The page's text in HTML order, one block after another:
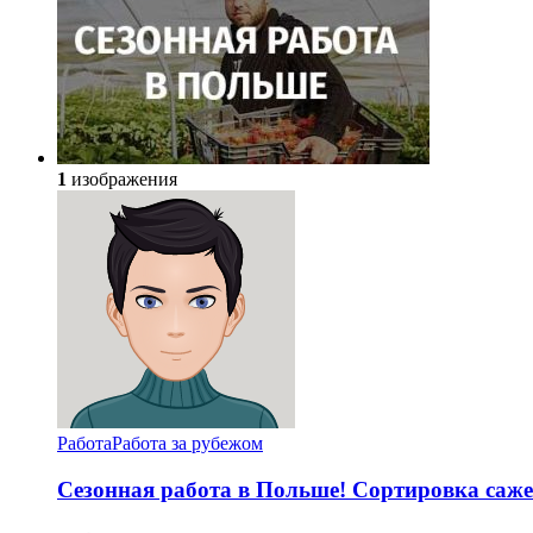
1 изображения
РаботаРабота за рубежом
Сезонная работа в Польше! Сортировка